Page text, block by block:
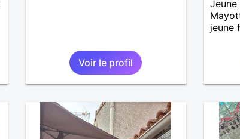
vie a
le
d'
Voir le profil
jeune